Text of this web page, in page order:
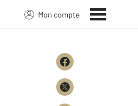
Mon compte